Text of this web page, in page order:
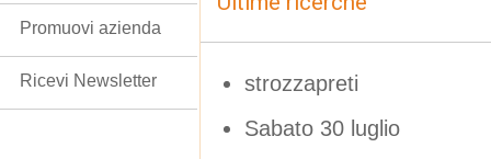
strozzapreti
Sabato 30 luglio
Promuovi azienda
Ricevi Newsletter